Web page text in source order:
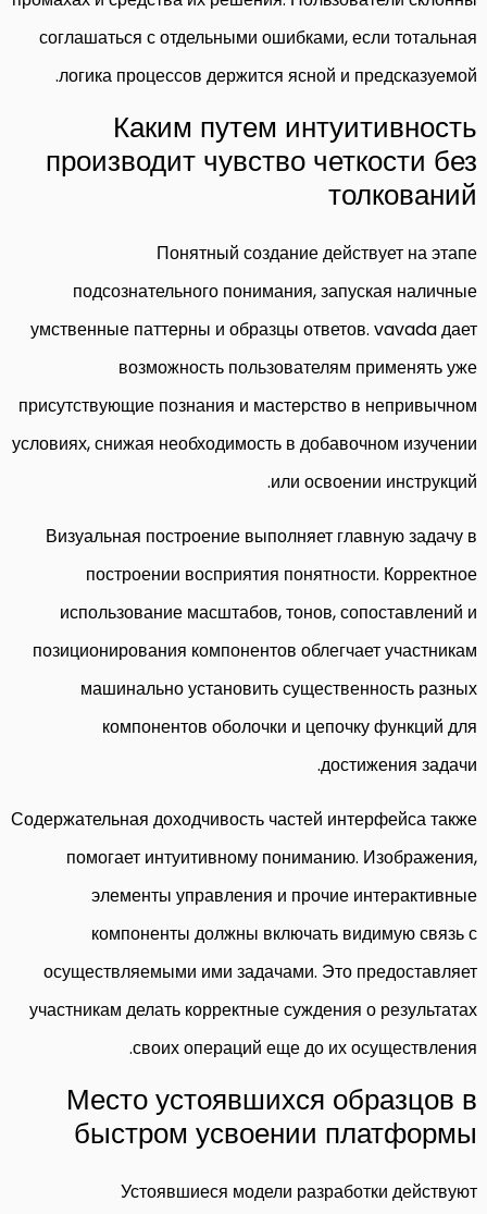
соглашаться с отдельными ошибками, если тотальная
логика процессов держится ясной и предсказуемой.
Каким путем интуитивность
производит чувство четкости без
толкований
Понятный создание действует на этапе
подсознательного понимания, запуская наличные
умственные паттерны и образцы ответов. vavada дает
возможность пользователям применять уже
присутствующие познания и мастерство в непривычном
условиях, снижая необходимость в добавочном изучении
или освоении инструкций.
Визуальная построение выполняет главную задачу в
построении восприятия понятности. Корректное
использование масштабов, тонов, сопоставлений и
позиционирования компонентов облегчает участникам
машинально установить существенность разных
компонентов оболочки и цепочку функций для
достижения задачи.
Содержательная доходчивость частей интерфейса также
помогает интуитивному пониманию. Изображения,
элементы управления и прочие интерактивные
компоненты должны включать видимую связь с
осуществляемыми ими задачами. Это предоставляет
участникам делать корректные суждения о результатах
своих операций еще до их осуществления.
Место устоявшихся образцов в
быстром усвоении платформы
Устоявшиеся модели разработки действуют